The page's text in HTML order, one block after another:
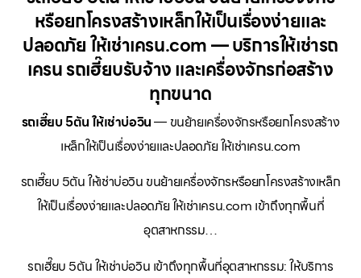
หรือยกโครงสร้างเหล็กให้เป็นเรื่องง่ายและ
ปลอดภัย ให้เช่าเครน.com — บริการให้เช่ารถ
เครน รถเฮี๊ยบรับจ้าง และเครื่องจักรก่อสร้าง
ทุกขนาด
รถเฮี๊ยบ 5ตัน ให้เช่าบ่อวิน— ขนย้ายเครื่องจักรหรือยกโครงสร้าง
เหล็กให้เป็นเรื่องง่ายและปลอดภัย ให้เช่าเครน.com
รถเฮี๊ยบ 5ตัน ให้เช่าบ่อวิน ขนย้ายเครื่องจักรหรือยกโครงสร้างเหล็ก
ให้เป็นเรื่องง่ายและปลอดภัย ให้เช่าเครน.com เข้าถึงทุกพื้นที่
อุตสาหกรรม…
รถเฮี๊ยบ 5ตัน ให้เช่าบ่อวิน เข้าถึงทุกพื้นที่อุตสาหกรรม: ให้บริการ